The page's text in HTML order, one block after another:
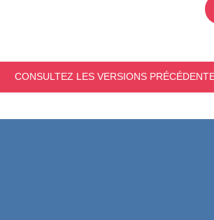
CONSULTEZ LES VERSIONS